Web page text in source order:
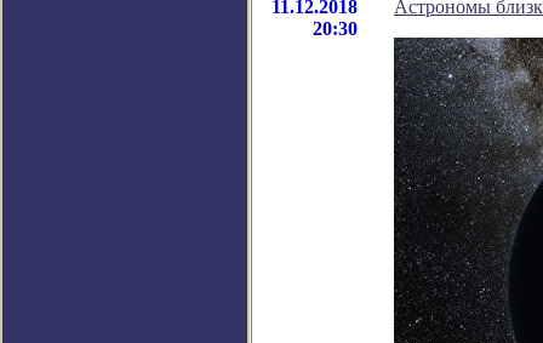
11.12.2018
20:30
Астрономы